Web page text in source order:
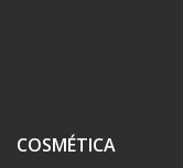
COSMÉTICA